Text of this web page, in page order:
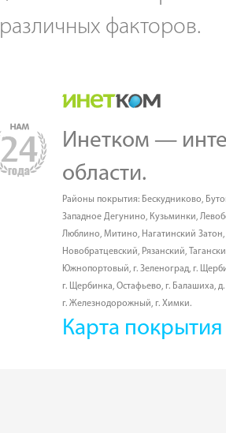
различных факторов.
Инетком —
области.
Районы покрытия: Бескудниково,
Западное Дегунино, Кузьминки,
Люблино, Митино, Нагатинский Затон,
Новобратцевский, Рязанский,
Южнопортовый, г. Зеленоград, г.
г. Щербинка, Остафьево, г. Балашиха,
г. Железнодорожный, г. Химки.
Карта